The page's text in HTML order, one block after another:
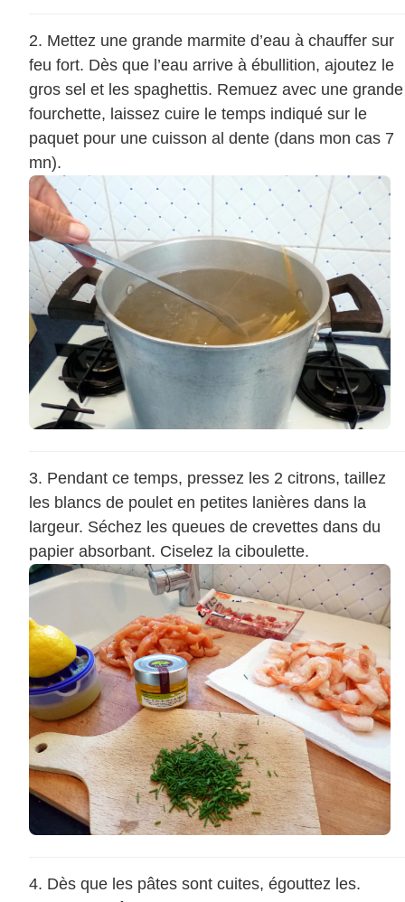
Mettez une grande marmite d’eau à chauffer sur
feu fort. Dès que l’eau arrive à ébullition, ajoutez le
gros sel et les spaghettis. Remuez avec une grande
fourchette, laissez cuire le temps indiqué sur le
paquet pour une cuisson al dente (dans mon cas 7
mn).
Pendant ce temps, pressez les 2 citrons, taillez
les blancs de poulet en petites lanières dans la
largeur. Séchez les queues de crevettes dans du
papier absorbant. Ciselez la ciboulette.
Dès que les pâtes sont cuites, égouttez les.